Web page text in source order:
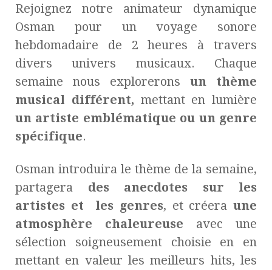
Rejoignez notre animateur dynamique
Osman pour un voyage sonore
hebdomadaire de 2 heures à travers
divers univers musicaux. Chaque
semaine nous explorerons un thème
musical différent, mettant en lumière
un artiste emblématique ou un genre
spécifique.
Osman introduira le thème de la semaine,
partagera des anecdotes sur les
artistes et les genres, et créeraune
atmosphère chaleureuse avec une
sélection soigneusement choisie en en
mettant en valeur les meilleurs hits, les